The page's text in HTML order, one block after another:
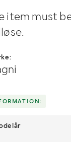
item must